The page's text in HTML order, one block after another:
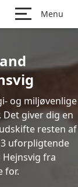
Menu
og miljøvenlige
giver dig en
resten af
uforpligtende
fra
for.